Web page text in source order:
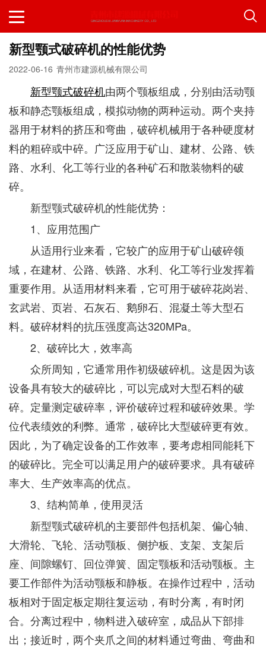
新型颚式破碎机的性能优势
2022-06-16 青州市建源机械有限公司
新型颚式破碎机由两个颚板组成，分别由活动颚
板和静态颚板组成，模拟动物的两种运动。两个夹持
器用于材料的挤压和弯曲，破碎机械用于各种硬度材
料的粗碎或中碎。广泛应用于矿山、建材、公路、铁
路、水利、化工等行业的各种矿石和散装物料的破
碎。
新型颚式破碎机的性能优势：
1、应用范围广
从适用行业来看，它较广的应用于矿山破碎领
域，在建材、公路、铁路、水利、化工等行业发挥着
重要作用。从适用材料来看，它可用于破碎花岗岩、
玄武岩、页岩、石灰石、鹅卵石、混凝土等大型石
料。破碎材料的抗压强度高达320MPa。
2、破碎比大，效率高
众所周知，它通常用作初级破碎机。这是因为该
设备具有较大的破碎比，可以完成对大型石料的破
碎。定量测定破碎率，评价破碎过程和破碎效果。学
位代表绩效的利弊。通常，破碎比大型破碎更有效。
因此，为了确定设备的工作效率，要考虑相同能耗下
的破碎比。完全可以满足用户的破碎要求。具有破碎
率大、生产效率高的优点。
3、结构简单，使用灵活
新型颚式破碎机的主要部件包括机架、偏心轴、
大滑轮、飞轮、活动颚板、侧护板、支架、支架后
座、间隙螺钉、回位弹簧、固定颚板和活动颚板。主
要工作部件为活动颚板和静板。在操作过程中，活动
板相对于固定板定期往复运动，有时分离，有时闭
合。分离过程中，物料进入破碎室，成品从下部排
出；接近时，两个夹爪之间的材料通过弯曲、弯曲和